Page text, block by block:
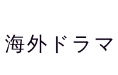
海外ドラマ